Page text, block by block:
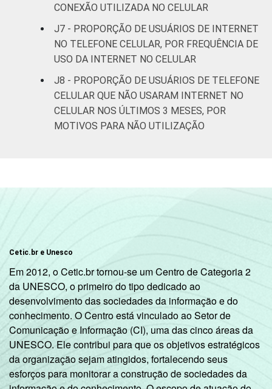
Classe
social
A 3 68 25 4
B 5 63
C 12 59 26
DE 35 50
CONEXÃO UTILIZADA NO CELULAR
J7 - PROPORÇÃO DE USUÁRIOS DE INTERNET
NO TELEFONE CELULAR, POR FREQUÊNCIA DE
USO DA INTERNET NO CELULAR
J8 - PROPORÇÃO DE USUÁRIOS DE TELEFONE
CELULAR QUE NÃO USARAM INTERNET NO
CELULAR NOS ÚLTIMOS 3 MESES, POR
MOTIVOS PARA NÃO UTILIZAÇÃO
Cetic.br e Unesco
Em 2012, o Cetic.br tornou-se um Centro de Categoria 2
da UNESCO, o primeiro do tipo dedicado ao
desenvolvimento das sociedades da informação e do
conhecimento. O Centro está vinculado ao Setor de
Comunicação e Informação (CI), uma das cinco áreas da
UNESCO. Ele contribui para que os objetivos estratégicos
da organização sejam atingidos, fortalecendo seus
esforços para monitorar a construção de sociedades da